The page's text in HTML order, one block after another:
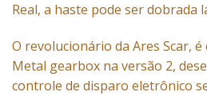
Real, a haste pode ser dobrada
O revolucionário da Ares Scar,
Metal gearbox na versão 2,
controle de disparo eletrônico